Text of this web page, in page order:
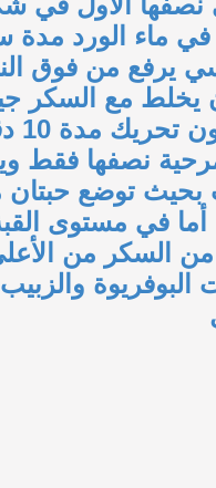
ماء الورد مدة
يرفع من فوق
وبعد أن يخلط
نصفها فقط
توضع حبتان
أما في مستوى
السكر من